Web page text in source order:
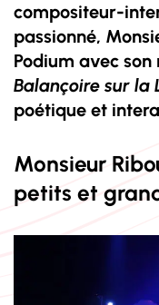
compositeur-
passionné,
Podium avec
Balançoire sur la
poétique et
Monsieur
petits et